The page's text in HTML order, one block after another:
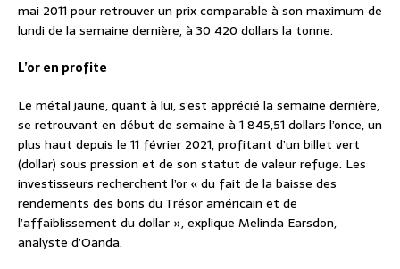
mai 2011 pour retrouver un prix comparable à son maximum de
lundi de la semaine dernière, à 30 420 dollars la tonne.
L’or en profite
Le métal jaune, quant à lui, s’est apprécié la semaine dernière,
se retrouvant en début de semaine à 1 845,51 dollars l’once, un
plus haut depuis le 11 février 2021, profitant d’un billet vert
(dollar) sous pression et de son statut de valeur refuge. Les
investisseurs recherchent l’or « du fait de la baisse des
rendements des bons du Trésor américain et de
l’affaiblissement du dollar », explique Melinda Earsdon,
analyste d’Oanda.